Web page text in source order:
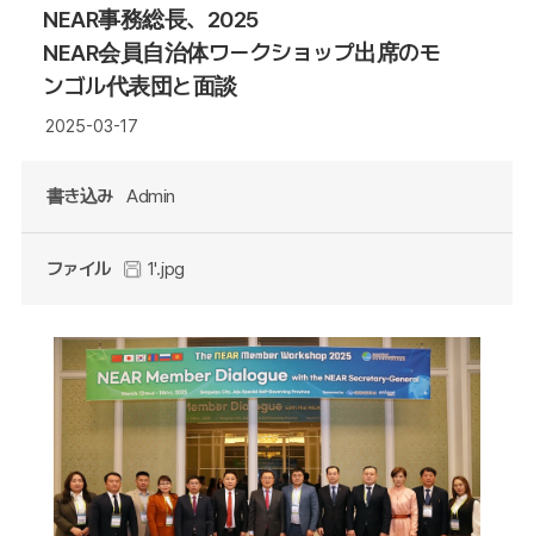
NEAR事務総長、2025
NEAR会員自治体ワークショップ出席のモ
ンゴル代表団と面談
2025-03-17
書き込み Admin
ファイル 1'.jpg